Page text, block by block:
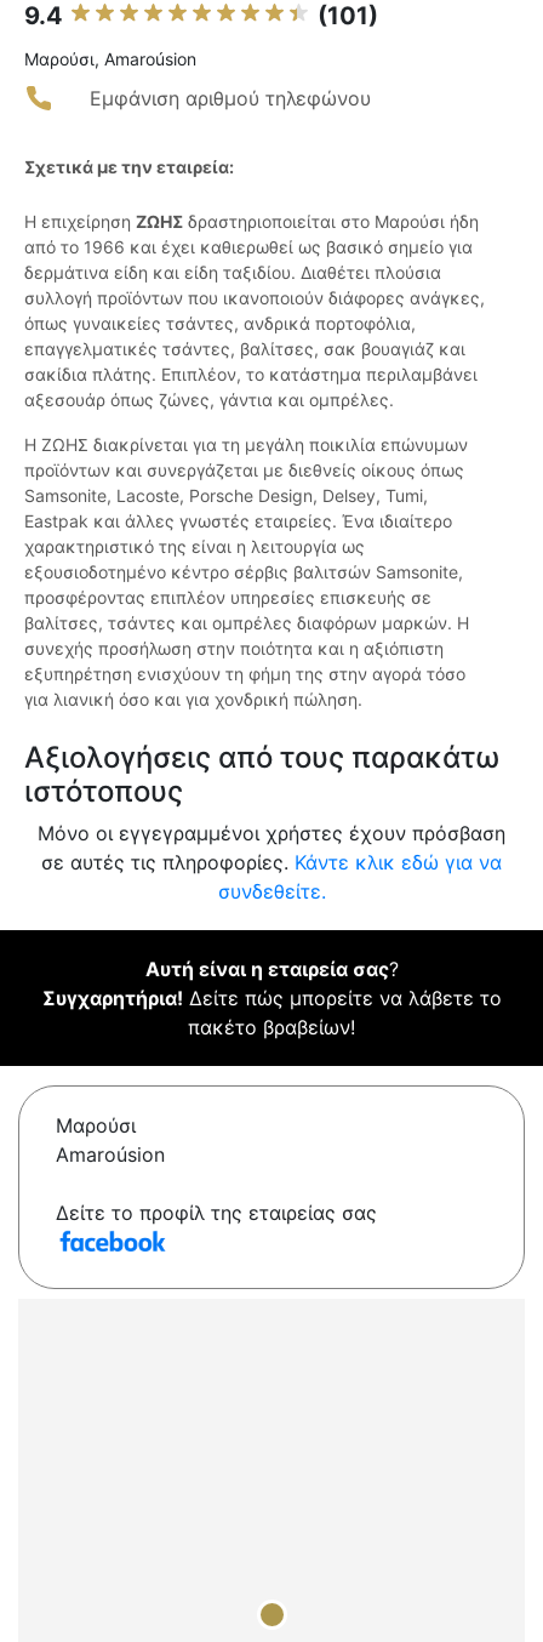
9.4 (101)
Μαρούσι, Amaroúsion
Εμφάνιση αριθμού τηλεφώνου
Σχετικά με την εταιρεία:
Η επιχείρηση ΖΩΗΣ δραστηριοποιείται στο Μαρούσι ήδη
από το 1966 και έχει καθιερωθεί ως βασικό σημείο για
δερμάτινα είδη και είδη ταξιδίου. Διαθέτει πλούσια
συλλογή προϊόντων που ικανοποιούν διάφορες ανάγκες,
όπως γυναικείες τσάντες, ανδρικά πορτοφόλια,
επαγγελματικές τσάντες, βαλίτσες, σακ βουαγιάζ και
σακίδια πλάτης. Επιπλέον, το κατάστημα περιλαμβάνει
αξεσουάρ όπως ζώνες, γάντια και ομπρέλες.
Η ΖΩΗΣ διακρίνεται για τη μεγάλη ποικιλία επώνυμων
προϊόντων και συνεργάζεται με διεθνείς οίκους όπως
Samsonite, Lacoste, Porsche Design, Delsey, Tumi,
Eastpak και άλλες γνωστές εταιρείες. Ένα ιδιαίτερο
χαρακτηριστικό της είναι η λειτουργία ως
εξουσιοδοτημένο κέντρο σέρβις βαλιτσών Samsonite,
προσφέροντας επιπλέον υπηρεσίες επισκευής σε
βαλίτσες, τσάντες και ομπρέλες διαφόρων μαρκών. Η
συνεχής προσήλωση στην ποιότητα και η αξιόπιστη
εξυπηρέτηση ενισχύουν τη φήμη της στην αγορά τόσο
για λιανική όσο και για χονδρική πώληση.
Αξιολογήσεις από τους παρακάτω
ιστότοπους
Μόνο οι εγγεγραμμένοι χρήστες έχουν πρόσβαση
σε αυτές τις πληροφορίες. Κάντε κλικ εδώ για να
συνδεθείτε.
Αυτή είναι η εταιρεία σας?
Συγχαρητήρια! Δείτε πώς μπορείτε να λάβετε το
πακέτο βραβείων!
Μαρούσι
Amaroúsion
Δείτε το προφίλ της εταιρείας σας